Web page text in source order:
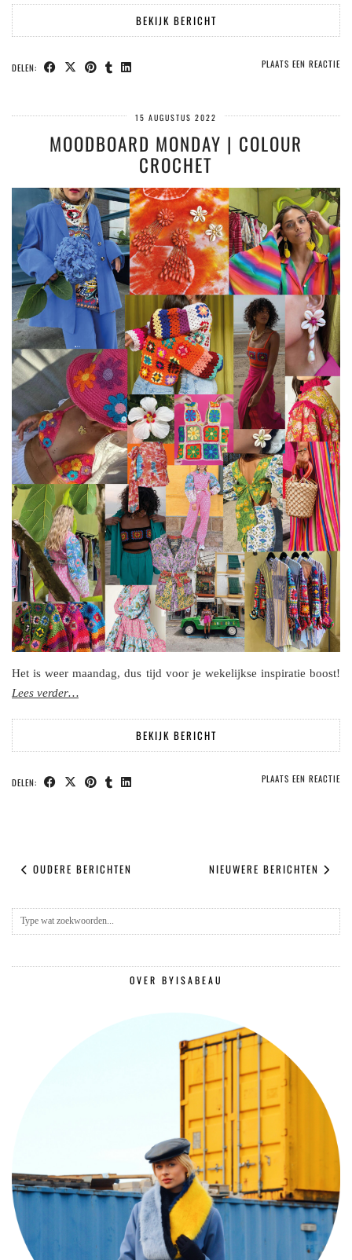
BEKIJK BERICHT
DELEN: PLAATS EEN REACTIE
15 AUGUSTUS 2022
MOODBOARD MONDAY | COLOUR
CROCHET
Het is weer maandag, dus tijd voor je wekelijkse inspiratie boost!
Lees verder…
BEKIJK BERICHT
DELEN: PLAATS EEN REACTIE
OUDERE BERICHTEN NIEUWERE BERICHTEN
OVER BYISABEAU